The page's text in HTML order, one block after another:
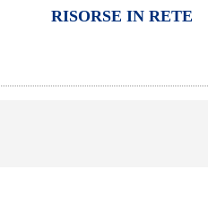
RISORSE IN RETE